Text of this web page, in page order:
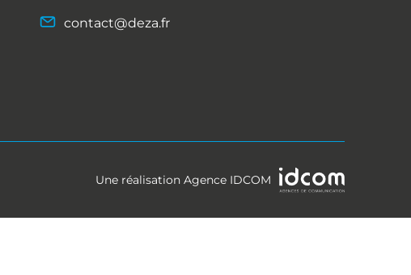
contact@deza.fr
Une réalisation Agence IDCOM